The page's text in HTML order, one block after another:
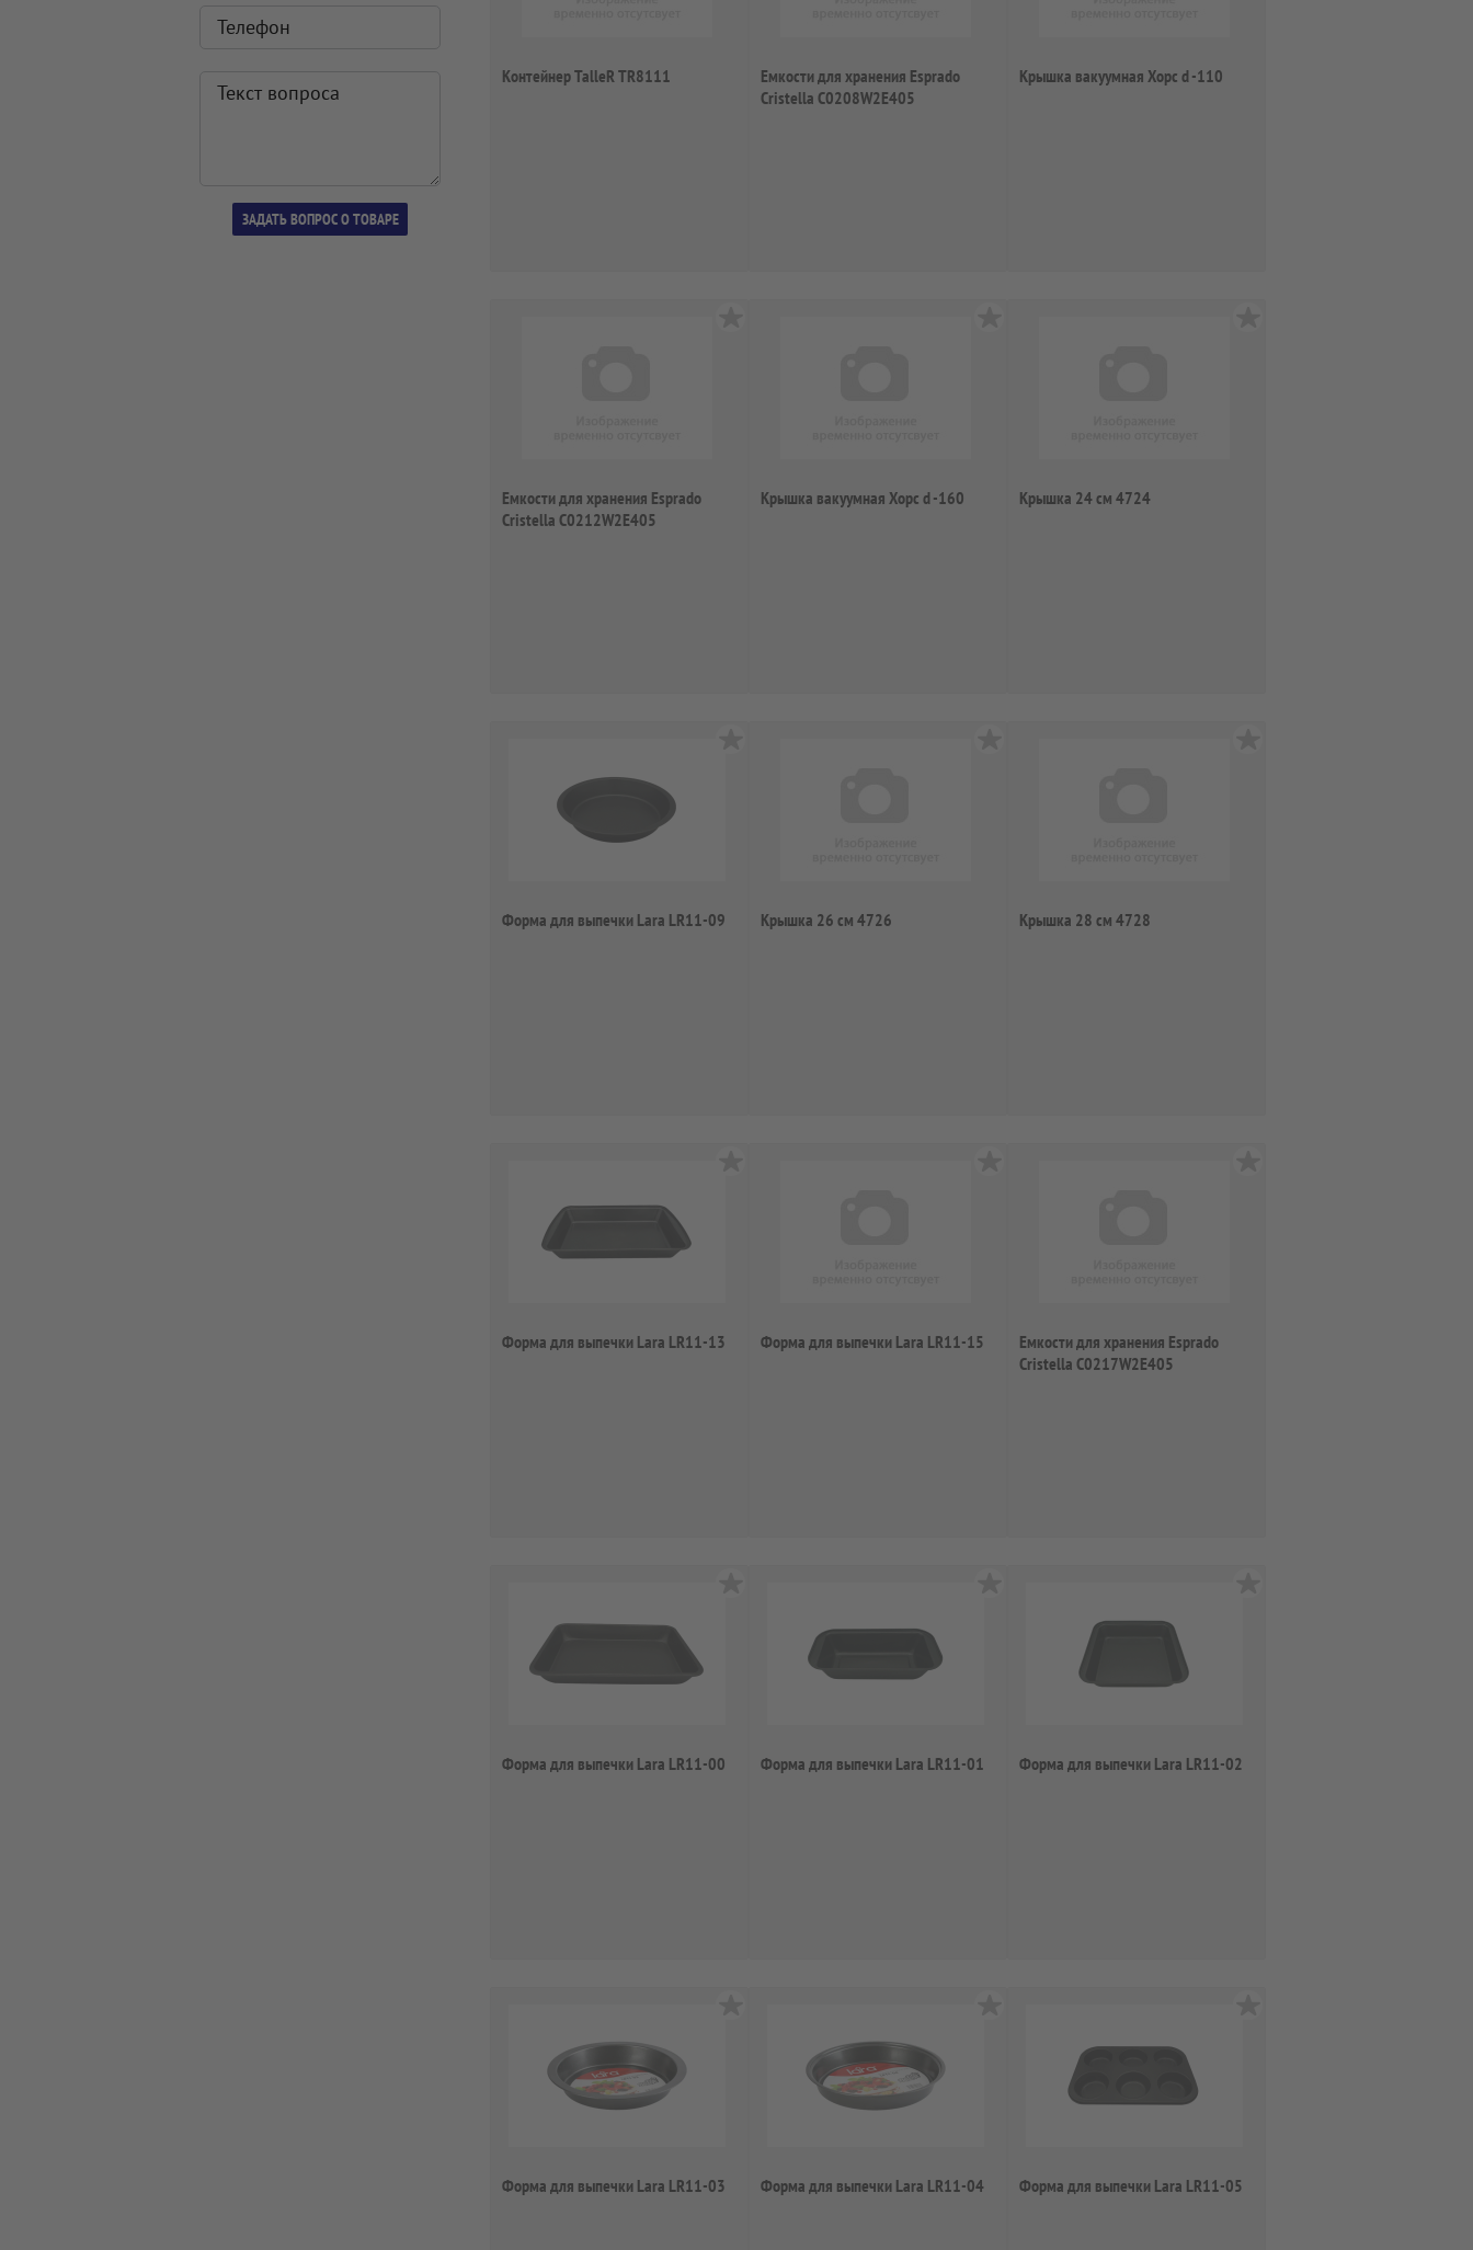
Контейнер TalleR TR8111
Емкости для хранения Esprado
Cristella C0208W2E405
Крышка вакуумная Хорс d -110
Емкости для хранения Esprado
Cristella C0212W2E405
Крышка вакуумная Хорс d -160 Крышка 24 см 4724
Форма для выпечки Lara LR11-09 Крышка 26 см 4726 Крышка 28 см 4728
Форма для выпечки Lara LR11-13 Форма для выпечки Lara LR11-15
Емкости для хранения Esprado
Cristella C0217W2E405
Форма для выпечки Lara LR11-00 Форма для выпечки Lara LR11-01 Форма для выпечки Lara LR11-02
Форма для выпечки Lara LR11-03 Форма для выпечки Lara LR11-04 Форма для выпечки Lara LR11-05